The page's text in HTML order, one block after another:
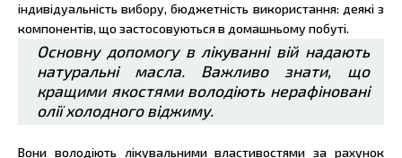
індивідуальність вибору, бюджетність використання: деякі з
компонентів, що застосовуються в домашньому побуті.
Основну допомогу в лікуванні вій надають
натуральні масла. Важливо знати, що
кращими якостями володіють нерафіновані
олії холодного віджиму.
Вони володіють лікувальними властивостями за рахунок